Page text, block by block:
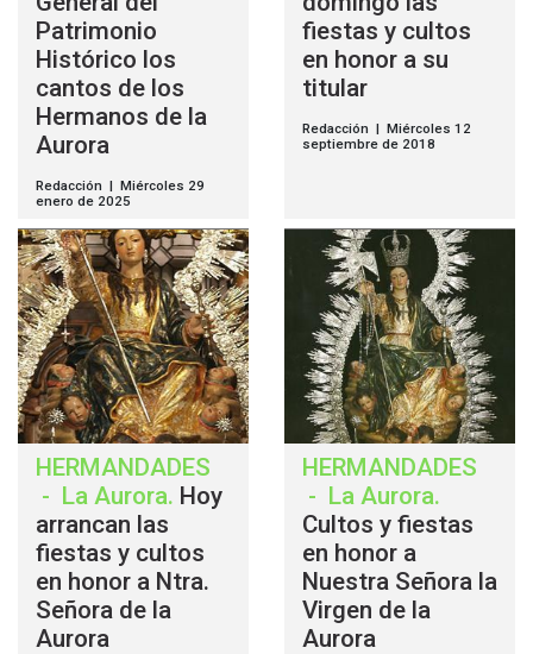
Patrimonio
Histórico los
cantos de los
Hermanos de la
Aurora
Redacción | Miércoles 29
enero de 2025
fiestas y cultos
en honor a su
titular
Redacción | Miércoles 12
septiembre de 2018
HERMANDADES
- La Aurora. Hoy
arrancan las
fiestas y cultos
en honor a Ntra.
Señora de la
Aurora
HERMANDADES
- La Aurora.
Cultos y fiestas
en honor a
Nuestra Señora la
Virgen de la
Aurora